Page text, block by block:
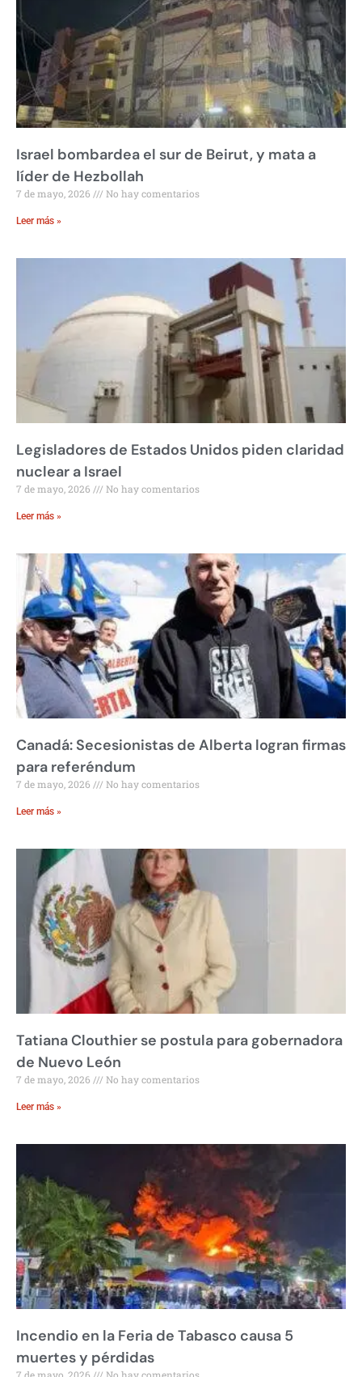
Israel bombardea el sur de Beirut, y mata a
líder de Hezbollah
7 de mayo, 2026 No hay comentarios
Leer más »
Legisladores de Estados Unidos piden claridad
nuclear a Israel
7 de mayo, 2026 No hay comentarios
Leer más »
Canadá: Secesionistas de Alberta logran firmas
para referéndum
7 de mayo, 2026 No hay comentarios
Leer más »
Tatiana Clouthier se postula para gobernadora
de Nuevo León
7 de mayo, 2026 No hay comentarios
Leer más »
Incendio en la Feria de Tabasco causa 5
muertes y pérdidas